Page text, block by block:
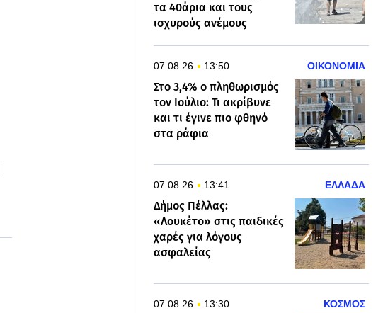
τα 40άρια και τους
ισχυρούς ανέμους
07.08.26 13:50 ΟΙΚΟΝΟΜΙΑ
Στο 3,4% ο πληθωρισμός
τον Ιούλιο: Τι ακρίβυνε
και τι έγινε πιο φθηνό
στα ράφια
07.08.26 13:41 ΕΛΛΑΔΑ
Δήμος Πέλλας:
«Λουκέτο» στις παιδικές
χαρές για λόγους
ασφαλείας
07.08.26 13:30 ΚΟΣΜΟΣ